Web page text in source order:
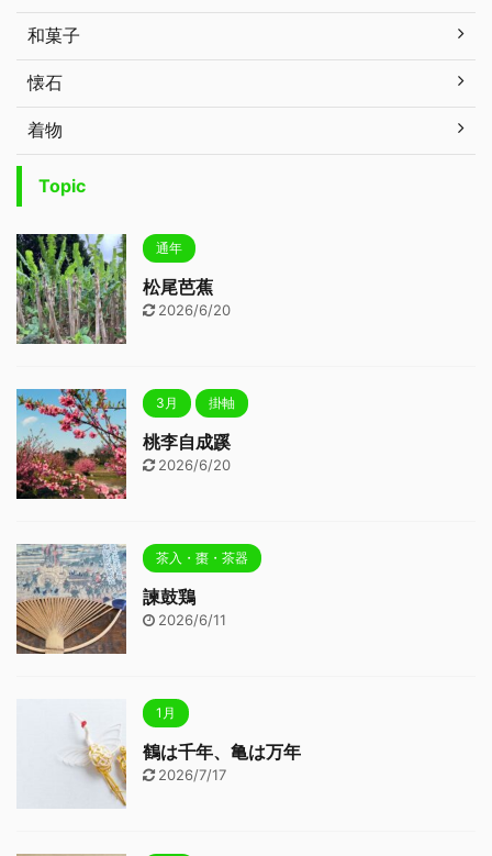
和菓子
懐石
着物
Topic
通年
松尾芭蕉
2026/6/20
3月 掛軸
桃李自成蹊
2026/6/20
茶入・棗・茶器
諫鼓鶏
2026/6/11
1月
鶴は千年、亀は万年
2026/7/17